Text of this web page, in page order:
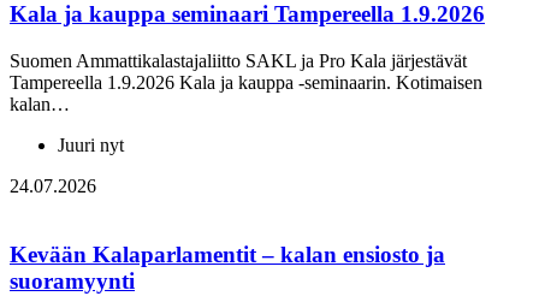
Kala ja kauppa seminaari Tampereella 1.9.2026
Suomen Ammattikalastajaliitto SAKL ja Pro Kala järjestävät
Tampereella 1.9.2026 Kala ja kauppa -seminaarin. Kotimaisen
kalan…
Juuri nyt
24.07.2026
Kevään Kalaparlamentit – kalan ensiosto ja
suoramyynti